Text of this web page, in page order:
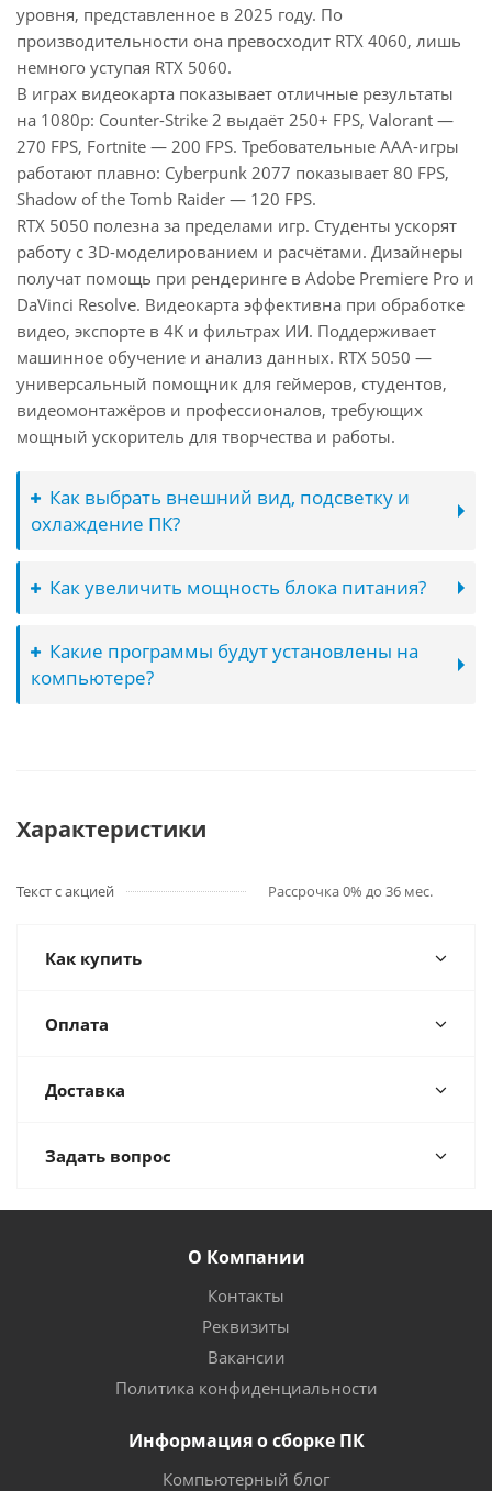
уровня, представленное в 2025 году. По
производительности она превосходит RTX 4060, лишь
немного уступая RTX 5060.
В играх видеокарта показывает отличные результаты
на 1080p: Counter-Strike 2 выдаёт 250+ FPS, Valorant —
270 FPS, Fortnite — 200 FPS. Требовательные AAA-игры
работают плавно: Cyberpunk 2077 показывает 80 FPS,
Shadow of the Tomb Raider — 120 FPS.
RTX 5050 полезна за пределами игр. Студенты ускорят
работу с 3D-моделированием и расчётами. Дизайнеры
получат помощь при рендеринге в Adobe Premiere Pro и
DaVinci Resolve. Видеокарта эффективна при обработке
видео, экспорте в 4K и фильтрах ИИ. Поддерживает
машинное обучение и анализ данных. RTX 5050 —
универсальный помощник для геймеров, студентов,
видеомонтажёров и профессионалов, требующих
мощный ускоритель для творчества и работы.
Как выбрать внешний вид, подсветку и
охлаждение ПК?
Как увеличить мощность блока питания?
Какие программы будут установлены на
компьютере?
Характеристики
Текст с акцией Рассрочка 0% до 36 мес.
Как купить
Оплата
Доставка
Задать вопрос
О Компании
Контакты
Реквизиты
Вакансии
Политика конфиденциальности
Информация о сборке ПК
Компьютерный блог